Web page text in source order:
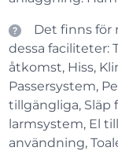
Det finns för
dessa faciliteter:
åtkomst, Hiss,
Passersystem,
tillgängliga, Släp
larmsystem, El
användning,